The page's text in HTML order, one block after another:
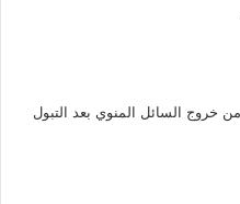
خروج السائل المنوي بعد التبول